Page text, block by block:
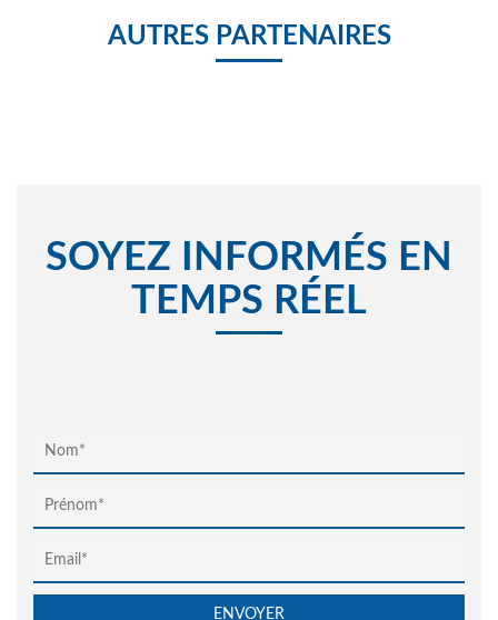
AUTRES PARTENAIRES
SOYEZ INFORMÉS EN
TEMPS RÉEL